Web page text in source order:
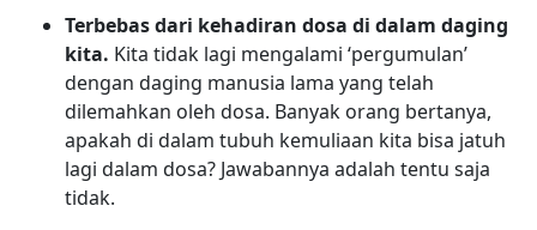
Terbebas dari kehadiran dosa di dalam daging
kita. Kita tidak lagi mengalami ‘pergumulan’
dengan daging manusia lama yang telah
dilemahkan oleh dosa. Banyak orang bertanya,
apakah di dalam tubuh kemuliaan kita bisa jatuh
lagi dalam dosa? Jawabannya adalah tentu saja
tidak.